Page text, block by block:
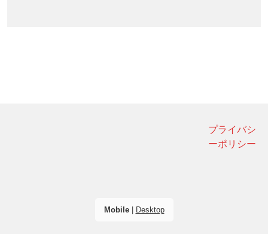
プライバシ
ーポリシー
Mobile| Desktop